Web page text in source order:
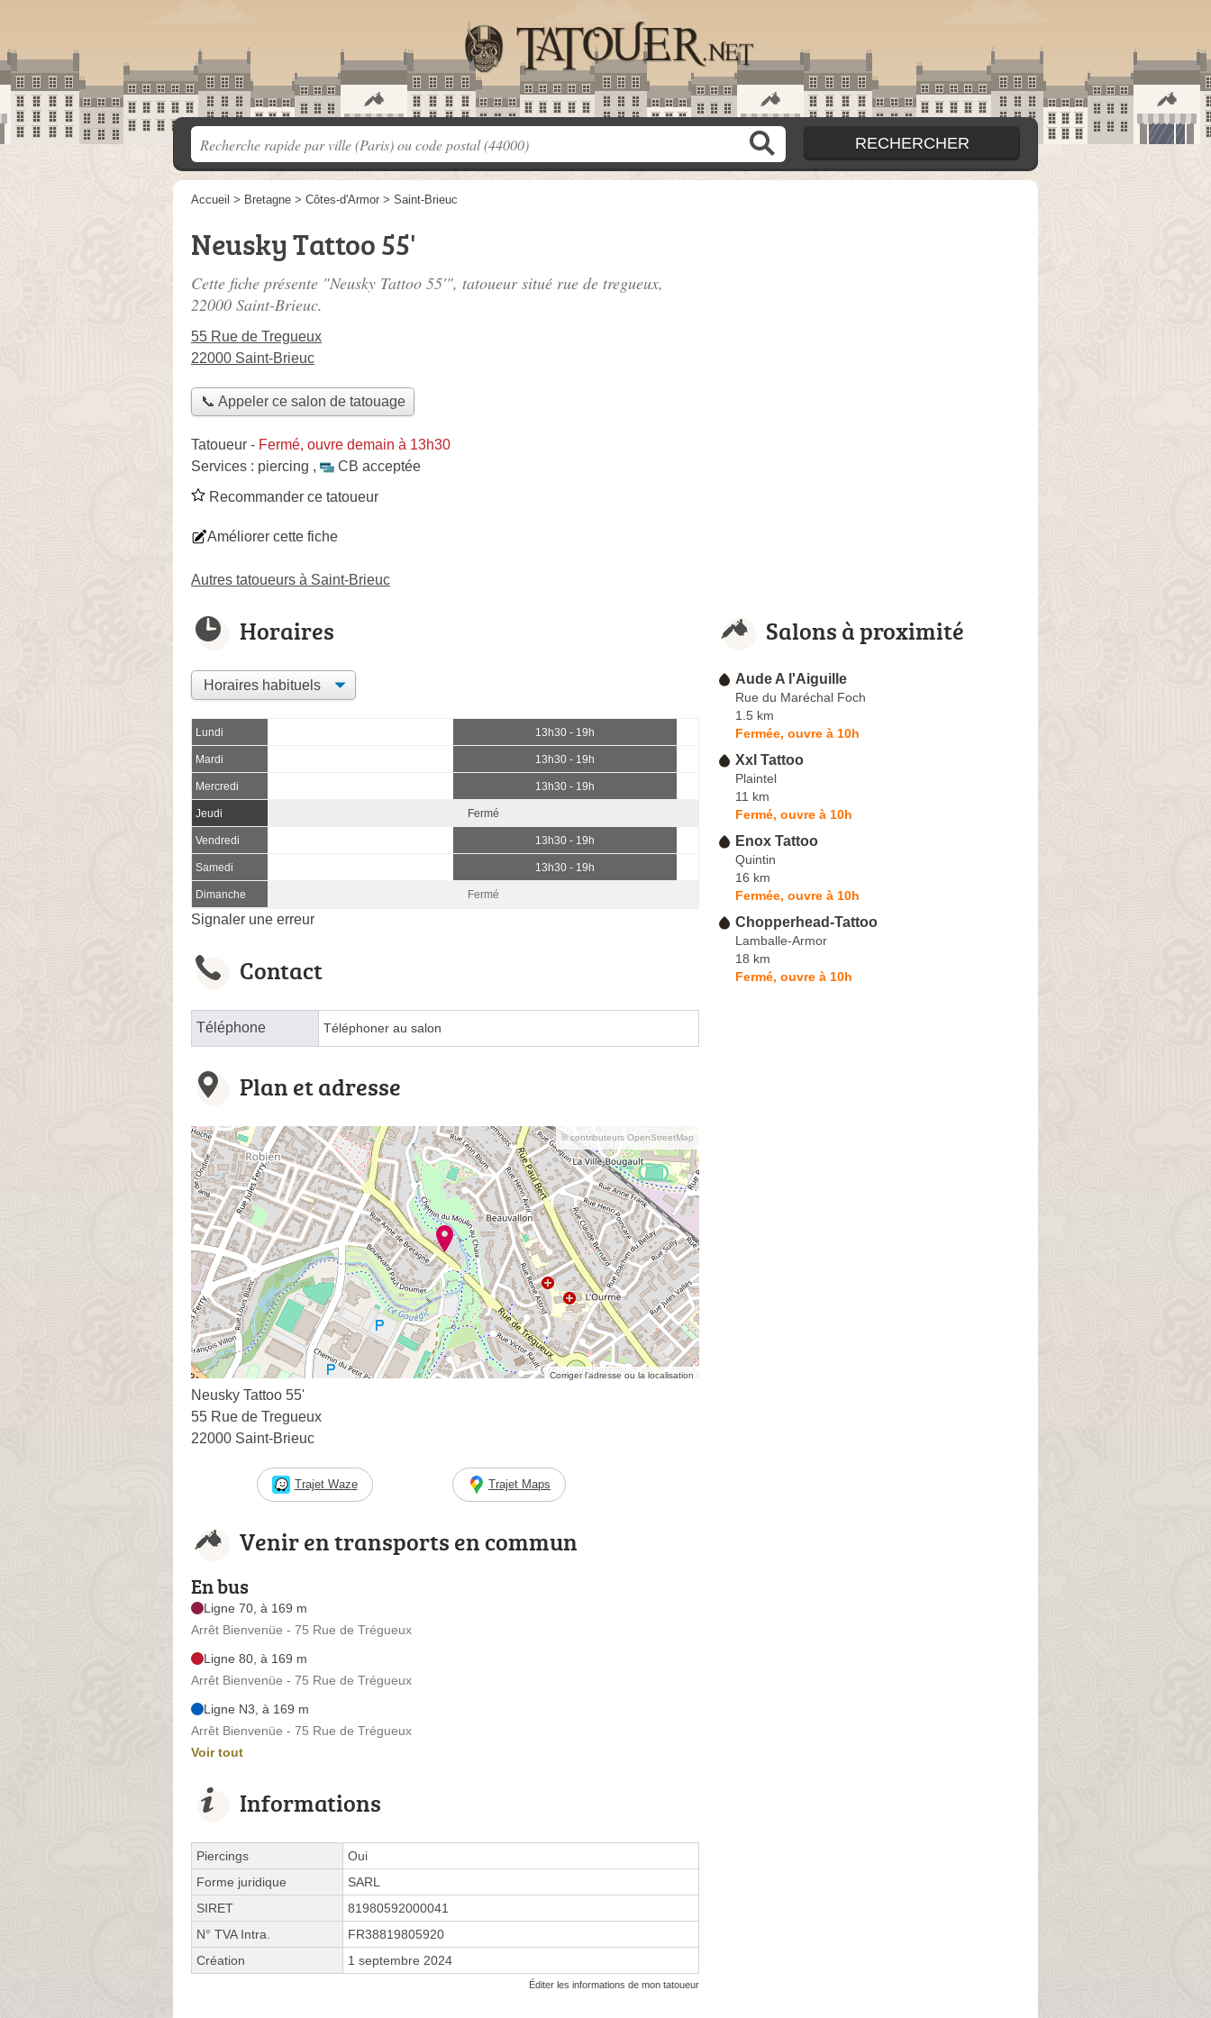
Accueil > Bretagne > Côtes-d'Armor > Saint-Brieuc
Neusky Tattoo 55'
Cette fiche présente "Neusky Tattoo 55'", tatoueur situé rue de tregueux,
22000 Saint-Brieuc.
55 Rue de Tregueux
22000 Saint-Brieuc
📞 Appeler ce salon de tatouage
Tatoueur - Fermé, ouvre demain à 13h30
Services : piercing ,
CB acceptée
Recommander ce tatoueur
Améliorer cette fiche
Autres tatoueurs à Saint-Brieuc
Horaires
Lundi 13h30 - 19h
Mardi 13h30 - 19h
Mercredi 13h30 - 19h
Jeudi Fermé
Vendredi 13h30 - 19h
Samedi 13h30 - 19h
Dimanche Fermé
Signaler une erreur
Contact
Téléphone Téléphoner au salon
Plan et adresse
© contributeurs OpenStreetMap
Corriger l’adresse ou la localisation
Neusky Tattoo 55'
55 Rue de Tregueux
22000 Saint-Brieuc
Trajet Waze Trajet Maps
Venir en transports en commun
En bus
Ligne 70, à 169 m
Arrêt Bienvenüe - 75 Rue de Trégueux
Ligne 80, à 169 m
Arrêt Bienvenüe - 75 Rue de Trégueux
Ligne N3, à 169 m
Arrêt Bienvenüe - 75 Rue de Trégueux
Voir tout
Informations
Piercings
Oui
Forme juridique
SARL
SIRET
81980592000041
N° TVA Intra.
FR38819805920
Création
1 septembre 2024
Éditer les informations de mon tatoueur
Salons à proximité
Aude A l'Aiguille
Rue du Maréchal Foch
1.5 km
Fermée, ouvre à 10h
Xxl Tattoo
Plaintel
11 km
Fermé, ouvre à 10h
Enox Tattoo
Quintin
16 km
Fermée, ouvre à 10h
Chopperhead-Tattoo
Lamballe-Armor
18 km
Fermé, ouvre à 10h